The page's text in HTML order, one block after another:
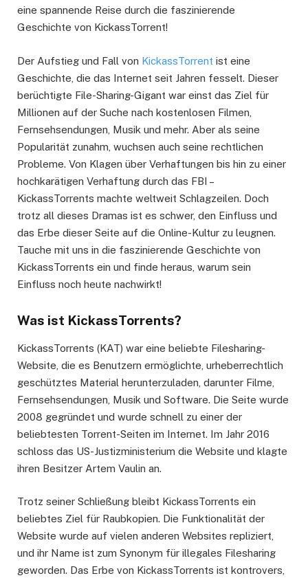
eine spannende Reise durch die faszinierende
Geschichte von KickassTorrent!
Der Aufstieg und Fall von KickassTorrent ist eine
Geschichte, die das Internet seit Jahren fesselt. Dieser
berüchtigte File-Sharing-Gigant war einst das Ziel für
Millionen auf der Suche nach kostenlosen Filmen,
Fernsehsendungen, Musik und mehr. Aber als seine
Popularität zunahm, wuchsen auch seine rechtlichen
Probleme. Von Klagen über Verhaftungen bis hin zu einer
hochkarätigen Verhaftung durch das FBI –
KickassTorrents machte weltweit Schlagzeilen. Doch
trotz all dieses Dramas ist es schwer, den Einfluss und
das Erbe dieser Seite auf die Online-Kultur zu leugnen.
Tauche mit uns in die faszinierende Geschichte von
KickassTorrents ein und finde heraus, warum sein
Einfluss noch heute nachwirkt!
Was ist KickassTorrents?
KickassTorrents (KAT) war eine beliebte Filesharing-
Website, die es Benutzern ermöglichte, urheberrechtlich
geschütztes Material herunterzuladen, darunter Filme,
Fernsehsendungen, Musik und Software. Die Seite wurde
2008 gegründet und wurde schnell zu einer der
beliebtesten Torrent-Seiten im Internet. Im Jahr 2016
schloss das US-Justizministerium die Website und klagte
ihren Besitzer Artem Vaulin an.
Trotz seiner Schließung bleibt KickassTorrents ein
beliebtes Ziel für Raubkopien. Die Funktionalität der
Website wurde auf vielen anderen Websites repliziert,
und ihr Name ist zum Synonym für illegales Filesharing
geworden. Das Erbe von KickassTorrents ist kontrovers,